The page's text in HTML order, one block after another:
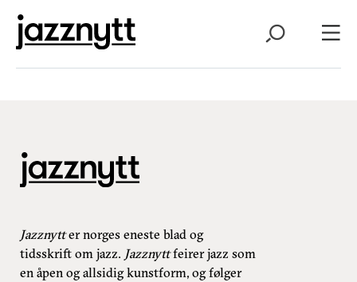
Jazznytter norges eneste blad og
tidsskrift om jazz. Jazznyttfeirer jazz som
en åpen og allsidig kunstform, og følger